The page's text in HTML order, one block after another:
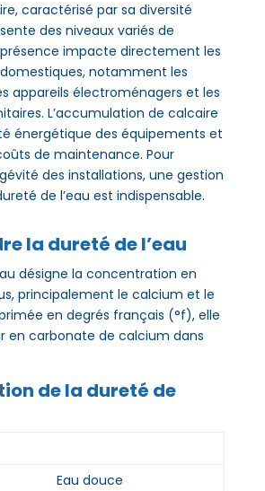
caractérisé par sa diversité
des niveaux variés de
impacte directement les
notamment les
appareils électroménagers et les
L’accumulation de calcaire
énergétique des équipements et
de maintenance. Pour
des installations, une gestion
de l’eau est indispensable.
la dureté de l’eau
désigne la concentration en
principalement le calcium et le
en degrés français (°f), elle
en carbonate de calcium dans
de la dureté de
Eau douce